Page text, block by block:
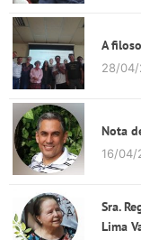
A
28/04/
Nota
16/04/
Sra.
Lima